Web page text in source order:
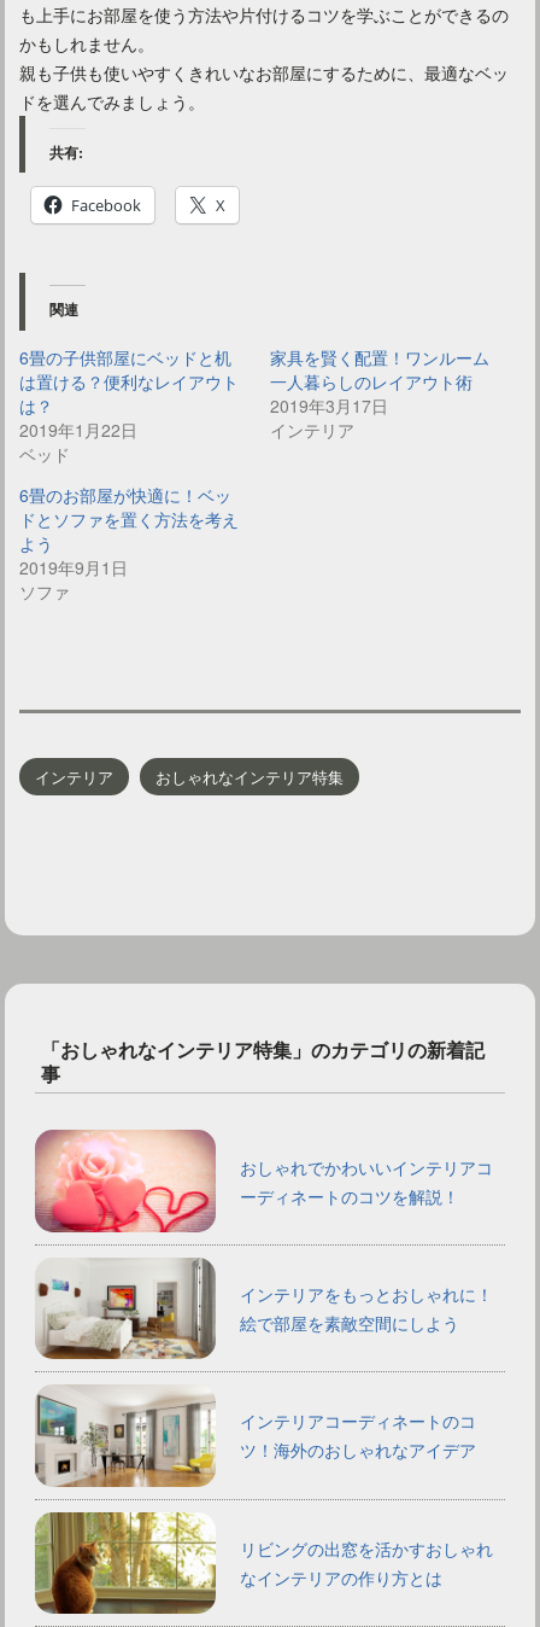
も上手にお部屋を使う方法や片付けるコツを学ぶことができるの
かもしれません。
親も子供も使いやすくきれいなお部屋にするために、最適なベッ
ドを選んでみましょう。
共有:
Facebook X
関連
6畳の子供部屋にベッドと机
は置ける？便利なレイアウト
は？
2019年1月22日
ベッド
家具を賢く配置！ワンルーム
一人暮らしのレイアウト術
2019年3月17日
インテリア
6畳のお部屋が快適に！ベッ
ドとソファを置く方法を考え
よう
2019年9月1日
ソファ
インテリア おしゃれなインテリア特集
「おしゃれなインテリア特集」のカテゴリの新着記
事
おしゃれでかわいいインテリアコ
ーディネートのコツを解説！
インテリアをもっとおしゃれに！
絵で部屋を素敵空間にしよう
インテリアコーディネートのコ
ツ！海外のおしゃれなアイデア
リビングの出窓を活かすおしゃれ
なインテリアの作り方とは